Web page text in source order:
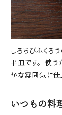
しろちびふくろ
平皿です。 使う
かな雰囲気に仕
いつもの料